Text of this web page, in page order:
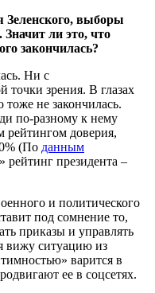
Зеленского, выборы
ли это, что
закончилась?
Ни с
точки зрения. В глазах
тоже не закончилась.
по-разному к нему
рейтингом доверия,
(По данным
рейтинг президента –
и политического
под сомнение то,
приказы и управлять
вижу ситуацию из
варится в
ее в соцсетях.